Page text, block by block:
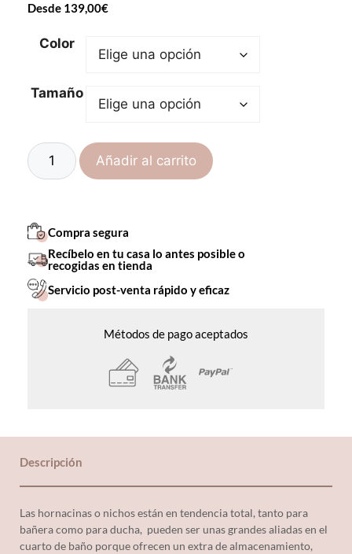
Desde 139,00€
Color
Tamaño
Añadir al carrito
Compra segura
Recíbelo en tu casa lo antes posible o
recogidas en tienda
Servicio post-venta rápido y eficaz
Métodos de pago aceptados
Descripción
Las hornacinas o nichos están en tendencia total, tanto para
bañera como para ducha, pueden ser unas grandes aliadas en el
cuarto de baño porque ofrecen un extra de almacenamiento,